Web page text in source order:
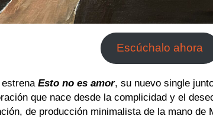
Escúchalo ahora
estrenaEsto no es amor, su nuevo single
que nace desde la complicidad y el
de producción minimalista de la mano de